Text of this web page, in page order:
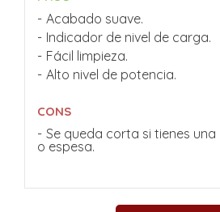
Acabado suave.
Indicador de nivel de carga.
Fácil limpieza.
Alto nivel de potencia.
CONS
Se queda corta si tienes
o espesa.